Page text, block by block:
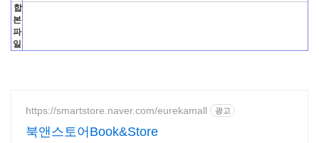
합
본
파
일
https://smartstore.naver.com/eurekamall 광고
북앤스토어Book&Store